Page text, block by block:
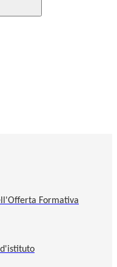
Formativa